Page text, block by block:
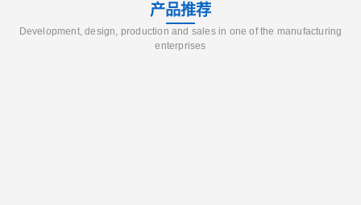
产品推荐
Development, design, production and sales in one of the manufacturing
enterprises